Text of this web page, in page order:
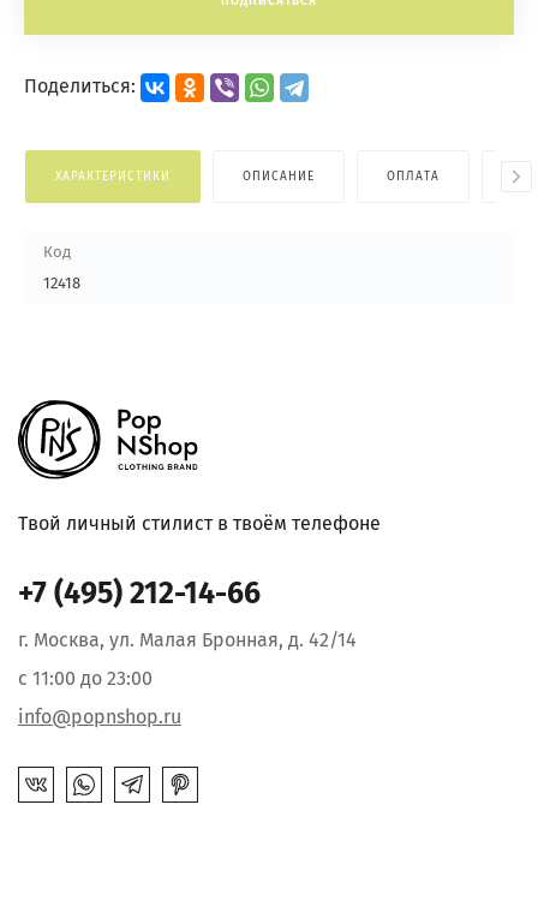
Поделиться:
ХАРАКТЕРИСТИКИ ОПИСАНИЕ ОПЛАТА
Код
12418
Твой личный стилист в твоём телефоне
+7 (495) 212-14-66
г. Москва, ул. Малая Бронная, д. 42/14
с 11:00 до 23:00
info@popnshop.ru